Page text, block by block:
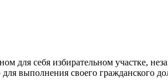
для себя избирательном участке,
выполнения своего гражданского